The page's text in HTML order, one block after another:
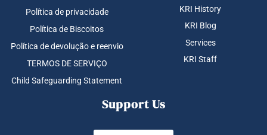
Política de privacidade
Política de Biscoitos
Política de devolução e reenvio
TERMOS DE SERVIÇO
Child Safeguarding Statement
KRI History
KRI Blog
Services
KRI Staff
Support Us